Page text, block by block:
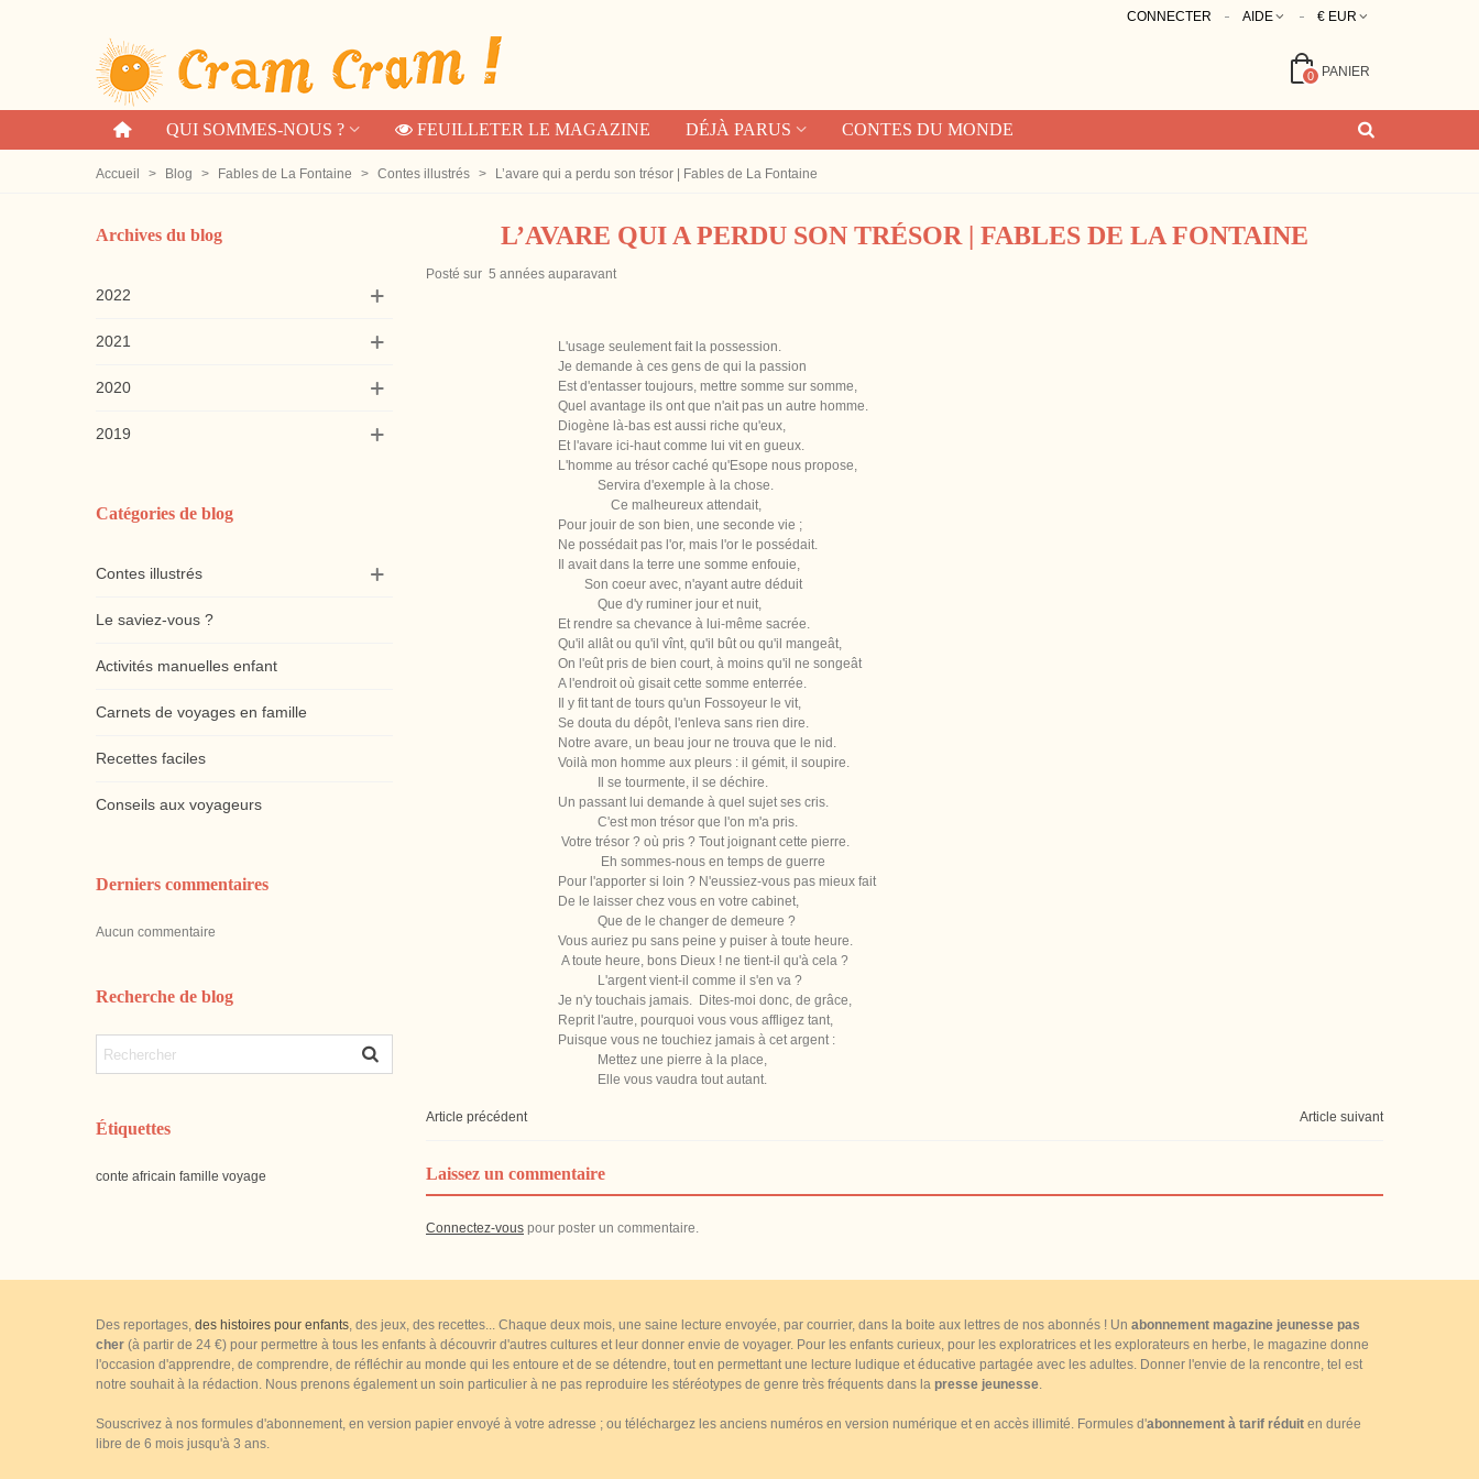
CONNECTER AIDE € EUR
0 PANIER
QUI SOMMES-NOUS ? FEUILLETER LE MAGAZINE DÉJÀ PARUS CONTES DU MONDE
Accueil > Blog > Fables de La Fontaine > Contes illustrés > L’avare qui a perdu son trésor | Fables de La Fontaine
Archives du blog
2022
2021
2020
2019
Catégories de blog
Contes illustrés
Le saviez-vous ?
Activités manuelles enfant
Carnets de voyages en famille
Recettes faciles
Conseils aux voyageurs
Derniers commentaires
Aucun commentaire
Recherche de blog
Étiquettes
conte africain famille voyage
L’AVARE QUI A PERDU SON TRÉSOR | FABLES DE LA FONTAINE
Posté sur 5 années auparavant
L'usage seulement fait la possession.
Je demande à ces gens de qui la passion
Est d'entasser toujours, mettre somme sur somme,
Quel avantage ils ont que n'ait pas un autre homme.
Diogène là-bas est aussi riche qu'eux,
Et l'avare ici-haut comme lui vit en gueux.
L'homme au trésor caché qu'Esope nous propose,
Servira d'exemple à la chose.
Ce malheureux attendait,
Pour jouir de son bien, une seconde vie ;
Ne possédait pas l'or, mais l'or le possédait.
Il avait dans la terre une somme enfouie,
Son coeur avec, n'ayant autre déduit
Que d'y ruminer jour et nuit,
Et rendre sa chevance à lui-même sacrée.
Qu'il allât ou qu'il vînt, qu'il bût ou qu'il mangeât,
On l'eût pris de bien court, à moins qu'il ne songeât
A l'endroit où gisait cette somme enterrée.
Il y fit tant de tours qu'un Fossoyeur le vit,
Se douta du dépôt, l'enleva sans rien dire.
Notre avare, un beau jour ne trouva que le nid.
Voilà mon homme aux pleurs : il gémit, il soupire.
Il se tourmente, il se déchire.
Un passant lui demande à quel sujet ses cris.
C'est mon trésor que l'on m'a pris.
Votre trésor ? où pris ? Tout joignant cette pierre.
Eh sommes-nous en temps de guerre
Pour l'apporter si loin ? N'eussiez-vous pas mieux fait
De le laisser chez vous en votre cabinet,
Que de le changer de demeure ?
Vous auriez pu sans peine y puiser à toute heure.
A toute heure, bons Dieux ! ne tient-il qu'à cela ?
L'argent vient-il comme il s'en va ?
Je n'y touchais jamais. Dites-moi donc, de grâce,
Reprit l'autre, pourquoi vous vous affligez tant,
Puisque vous ne touchiez jamais à cet argent :
Mettez une pierre à la place,
Elle vous vaudra tout autant.
Article précédent Article suivant
Laissez un commentaire
Connectez-vous pour poster un commentaire.
Des reportages, des histoires pour enfants, des jeux, des recettes... Chaque deux mois, une saine lecture envoyée, par courrier, dans la boite aux lettres de nos abonnés ! Un abonnement magazine jeunesse pas
cher (à partir de 24 €) pour permettre à tous les enfants à découvrir d'autres cultures et leur donner envie de voyager. Pour les enfants curieux, pour les exploratrices et les explorateurs en herbe, le magazine donne
l'occasion d'apprendre, de comprendre, de réfléchir au monde qui les entoure et de se détendre, tout en permettant une lecture ludique et éducative partagée avec les adultes. Donner l'envie de la rencontre, tel est
notre souhait à la rédaction. Nous prenons également un soin particulier à ne pas reproduire les stéréotypes de genre très fréquents dans la presse jeunesse.
Souscrivez à nos formules d'abonnement, en version papier envoyé à votre adresse ; ou téléchargez les anciens numéros en version numérique et en accès illimité. Formules d'abonnement à tarif réduit en durée
libre de 6 mois jusqu'à 3 ans.